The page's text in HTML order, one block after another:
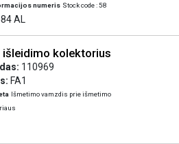
numeris Stock code : 58
AL
išleidimo kolektorius
110969
FA1
Išmetimo vamzdis prie išmetimo